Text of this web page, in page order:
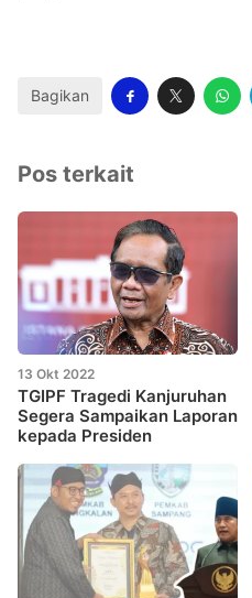
Bagikan
Pos terkait
13 Okt 2022
TGIPF Tragedi Kanjuruhan
Segera Sampaikan Laporan
kepada Presiden